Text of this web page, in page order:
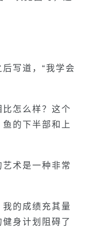
写道，“我学会
怎么样？这个
的下半部和上
术是一种非常
的成绩充其量
身计划阻碍了